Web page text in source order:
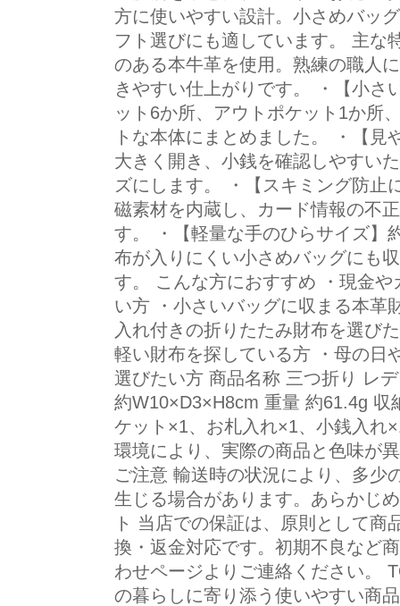
方に使いやすい設計。小さめバッ
フト選びにも適しています。 主な
のある本牛革を使用。熟練の職人
きやすい仕上がりです。 ・【小さ
ット6か所、アウトポケット1か所
トな本体にまとめました。 ・【
大きく開き、小銭を確認しやすい
ズにします。 ・【スキミング防止
磁素材を内蔵し、カード情報の不
す。 ・【軽量な手のひらサイズ】
布が入りにくい小さめバッグにも
す。 こんな方におすすめ ・現金
い方 ・小さいバッグに収まる本革
入れ付きの折りたたみ財布を選び
軽い財布を探している方 ・母の日
選びたい方 商品名称 三つ折り レ
約W10×D3×H8cm 重量 約61.4g
ケット×1、お札入れ×1、小銭入れ
環境により、実際の商品と色味が
ご注意 輸送時の状況により、多少
生じる場合があります。あらかじ
ト 当店での保証は、原則として商
換・返金対応です。初期不良など
わせページよりご連絡ください。
の暮らしに寄り添う使いやすい商